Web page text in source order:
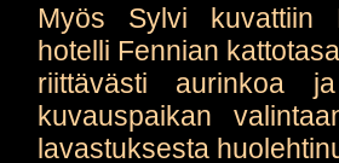
Myös Sylvi kuvattiin
hotelli Fennian
riittävästi aurinkoa
kuvauspaikan
lavastuksesta